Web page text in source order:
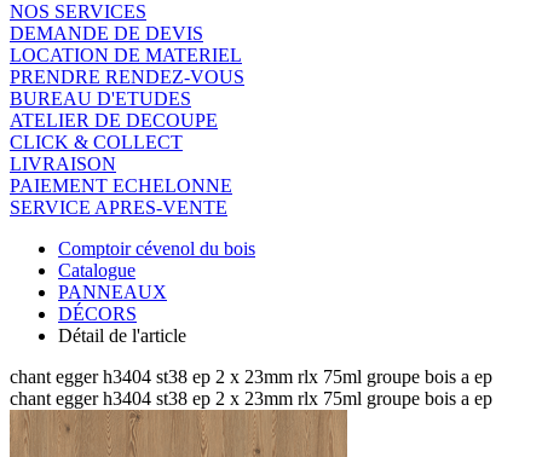
NOS SERVICES
DEMANDE DE DEVIS
LOCATION DE MATERIEL
PRENDRE RENDEZ-VOUS
BUREAU D'ETUDES
ATELIER DE DECOUPE
CLICK & COLLECT
LIVRAISON
PAIEMENT ECHELONNE
SERVICE APRES-VENTE
Comptoir cévenol du bois
Catalogue
PANNEAUX
DÉCORS
Détail de l'article
chant egger h3404 st38 ep 2 x 23mm rlx 75ml groupe bois a ep
chant egger h3404 st38 ep 2 x 23mm rlx 75ml groupe bois a ep